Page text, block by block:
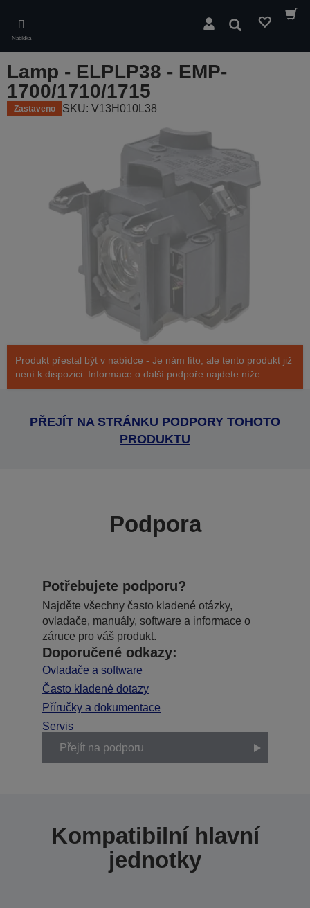
main
content
Nabídka
Hledat
Lamp - ELPLP38 - EMP-
1700/1710/1715
Zastaveno SKU: V13H010L38
Produkt přestal být v nabídce - Je nám líto, ale tento produkt již
není k dispozici. Informace o další podpoře najdete níže.
PŘEJÍT NA STRÁNKU PODPORY TOHOTO
PRODUKTU
Podpora
Potřebujete podporu?
Najděte všechny často kladené otázky,
ovladače, manuály, software a informace o
záruce pro váš produkt.
Doporučené odkazy:
Ovladače a software
Často kladené dotazy
Příručky a dokumentace
Servis
Přejít na podporu
Kompatibilní hlavní
jednotky